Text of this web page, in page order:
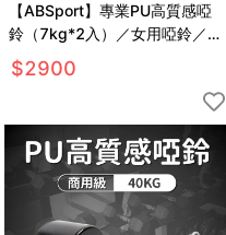
【ABSport】專業PU高質感啞
鈴（7kg*2入）／女用啞鈴／重
量啞鈴／重量訓練
$2900